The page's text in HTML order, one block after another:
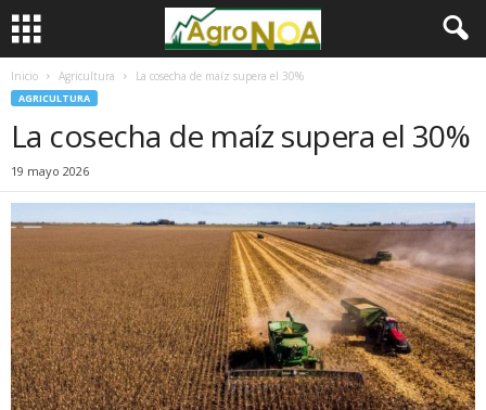
Inicio Agricultura La cosecha de maíz supera el 30%
AGRICULTURA
La cosecha de maíz supera el 30%
19 mayo 2026